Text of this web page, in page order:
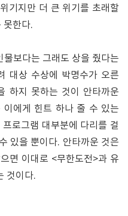
기지만 더 큰 위기를 초래할
못한다.
보다는 그래도 상을 줬다는
대상 수상에 박명수가 오른
하지 못하는 것이 안타까운
에게 힌트 하나 줄 수 있는
로그램 대부분에 다리를 걸
있을 뿐이다. 안타까운 것은
면 이대로 <무한도전>과 유
것이다.